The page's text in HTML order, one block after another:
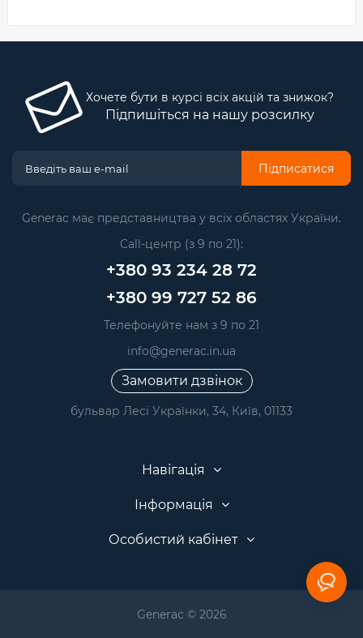
Хочете бути в курсі всіх акцій та знижок?
Підпишіться на нашу розсилку
Підписатися
Generac має представництва у всіх областях України.
Call-центр (з 9 по 21):
+380 93 234 28 72
+380 99 727 52 86
Телефонуйте нам з 9 по 21
info@generac.in.ua
Замовити дзвінок
бульвар Лесі Українки, 34, Київ, 01133
Навігація
Інформація
Особистий кабінет
Generac © 2026